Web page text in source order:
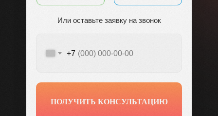
Или оставьте заявку на звонок
+7
ПОЛУЧИТЬ КОНСУЛЬТАЦИЮ